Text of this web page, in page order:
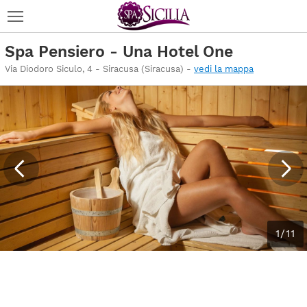
Spa Pensiero - Una Hotel One
Via Diodoro Siculo, 4 - Siracusa (Siracusa) - vedi la mappa
1/11